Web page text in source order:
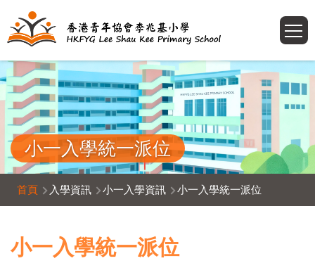
移至主內容
小一入學統一派位
導
航
連
結
首頁 入學資訊 小一入學資訊 小一入學統一派位
小一入學統一派位